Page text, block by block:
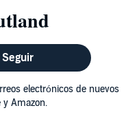
electrónicos de nuevos
y Amazon.